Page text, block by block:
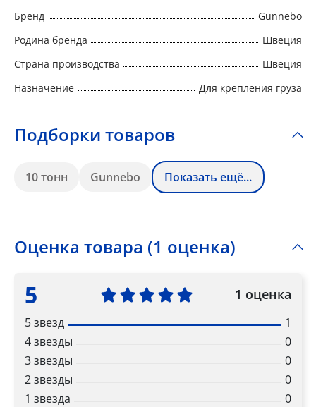
Бренд
Gunnebo
Родина бренда
Швеция
Страна производства
Швеция
Назначение
Для крепления груза
Подборки товаров
10 тонн Gunnebo Показать ещё...
Оценка товара (1 оценка)
5 1 оценка
5 звезд
1
4 звезды
0
3 звезды
0
2 звезды
0
1 звезда
0